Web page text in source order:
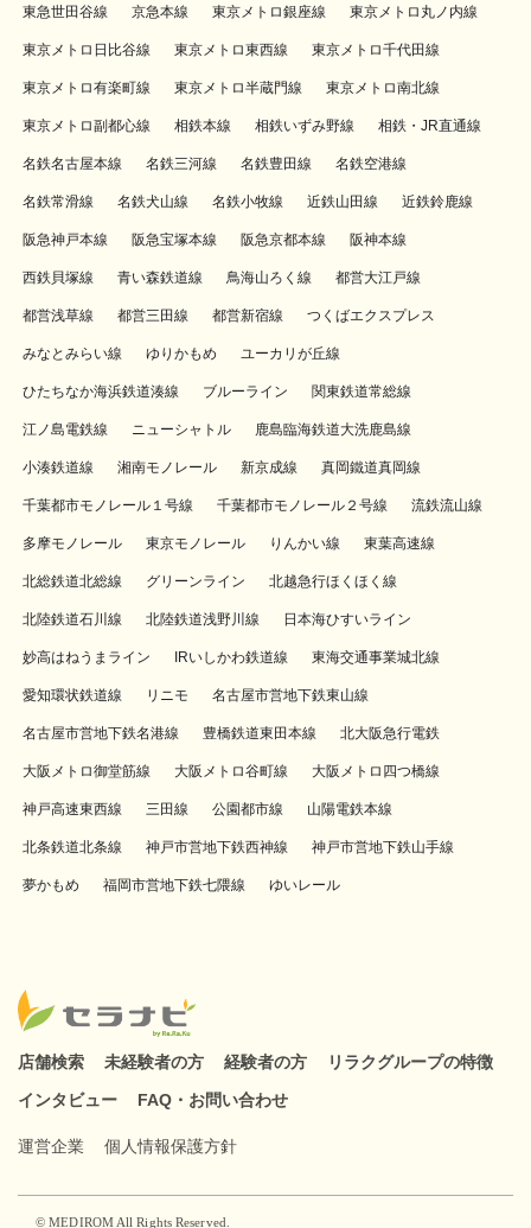
東急世田谷線 京急本線 東京メトロ銀座線 東京メトロ丸ノ内線
東京メトロ日比谷線 東京メトロ東西線 東京メトロ千代田線
東京メトロ有楽町線 東京メトロ半蔵門線 東京メトロ南北線
東京メトロ副都心線 相鉄本線 相鉄いずみ野線 相鉄・JR直通線
名鉄名古屋本線 名鉄三河線 名鉄豊田線 名鉄空港線
名鉄常滑線 名鉄犬山線 名鉄小牧線 近鉄山田線 近鉄鈴鹿線
阪急神戸本線 阪急宝塚本線 阪急京都本線 阪神本線
西鉄貝塚線 青い森鉄道線 鳥海山ろく線 都営大江戸線
都営浅草線 都営三田線 都営新宿線 つくばエクスプレス
みなとみらい線 ゆりかもめ ユーカリが丘線
ひたちなか海浜鉄道湊線 ブルーライン 関東鉄道常総線
江ノ島電鉄線 ニューシャトル 鹿島臨海鉄道大洗鹿島線
小湊鉄道線 湘南モノレール 新京成線 真岡鐵道真岡線
千葉都市モノレール１号線 千葉都市モノレール２号線 流鉄流山線
多摩モノレール 東京モノレール りんかい線 東葉高速線
北総鉄道北総線 グリーンライン 北越急行ほくほく線
北陸鉄道石川線 北陸鉄道浅野川線 日本海ひすいライン
妙高はねうまライン IRいしかわ鉄道線 東海交通事業城北線
愛知環状鉄道線 リニモ 名古屋市営地下鉄東山線
名古屋市営地下鉄名港線 豊橋鉄道東田本線 北大阪急行電鉄
大阪メトロ御堂筋線 大阪メトロ谷町線 大阪メトロ四つ橋線
神戸高速東西線 三田線 公園都市線 山陽電鉄本線
北条鉄道北条線 神戸市営地下鉄西神線 神戸市営地下鉄山手線
夢かもめ 福岡市営地下鉄七隈線 ゆいレール
店舗検索 未経験者の方 経験者の方
リラクグループの特徴
インタビュー
FAQ・お問い合わせ
運営企業 個人情報保護方針
© MEDIROM All Rights Reserved.